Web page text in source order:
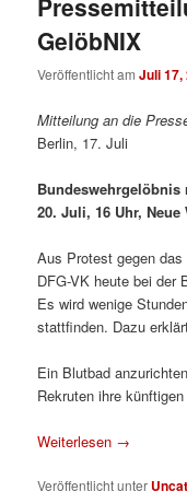
GelöbNIX
Veröffentlicht amJuli 17,
Mitteilung an die
Berlin, 17. Juli
20. Juli, 16 Uhr,
Aus Protest gegen
DFG-VK heute bei der
Es wird wenige
stattfinden. Dazu
Ein Blutbad
Rekruten ihre
Weiterlesen →
Veröffentlicht unter